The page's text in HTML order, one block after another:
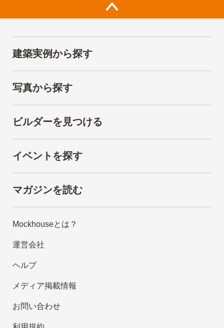
建築実例から探す
写真から探す
ビルダーを見つける
イベントを探す
マガジンを読む
Mockhouseとは？
運営会社
ヘルプ
メディア掲載情報
お問い合わせ